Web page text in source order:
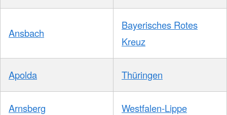
Ansbach
Bayerisches Rotes
Kreuz
Apolda Thüringen
Arnsberg Westfalen-Lippe